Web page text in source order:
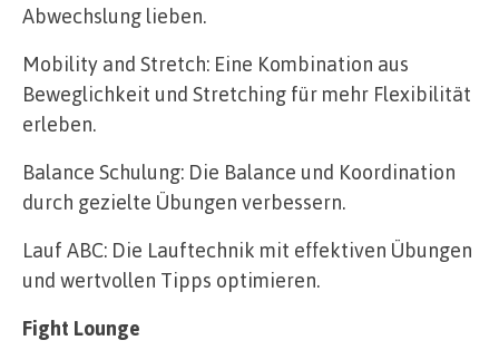
Abwechslung lieben.
Mobility and Stretch: Eine Kombination aus
Beweglichkeit und Stretching für mehr Flexibilität
erleben.
Balance Schulung: Die Balance und Koordination
durch gezielte Übungen verbessern.
Lauf ABC: Die Lauftechnik mit effektiven Übungen
und wertvollen Tipps optimieren.
Fight Lounge